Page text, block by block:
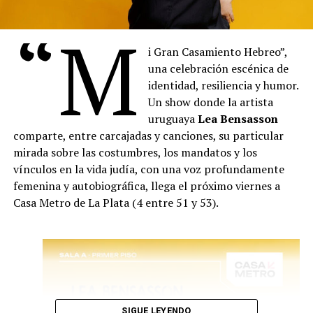
Vuelven Los Clásicos es un espectáculo de humor y
música en el que los integrantes de La Chirichota
encarnan a grandes compositores del pasado – como
Mozart, Beethoven, Bach o Vivaldi – que regresan al
mundo actual y se enfrentan, con sorpresa, sarcasmo y
algo de resignación, a los géneros musicales que
dominan hoy las listas de éxitos.
El reguetón, el trap o el pop comercial son examinados
bajo la lupa de estas figuras históricas que, con su
sonidos, costumbres y discursos de la sociedad
contemporánea.
banalización de la cultura musical, el impacto de las
“M
i Gran Casamiento Hebreo”,
una celebración escénica de
identidad, resiliencia y humor.
Un show donde la artista
uruguayaLea Bensasson
comparte, entre carcajadas y canciones, su particular
mirada sobre las costumbres, los mandatos y los
vínculos en la vida judía, con una voz profundamente
femenina y autobiográfica, llega el próximo viernes a
Casa Metro de La Plata (4 entre 51 y 53).
SIGUE LEYENDO